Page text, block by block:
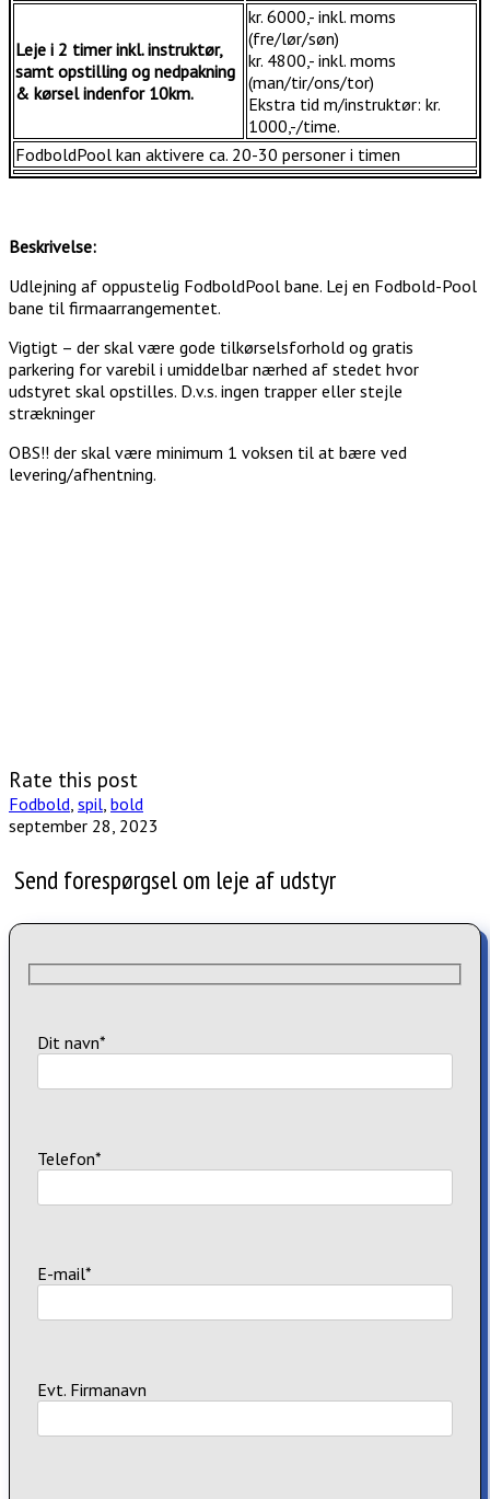
Leje i 2 timer inkl. instruktør,
samt opstilling og nedpakning
& kørsel indenfor 10km.
kr. 6000,- inkl. moms
(fre/lør/søn)
kr. 4800,- inkl. moms
(man/tir/ons/tor)
Ekstra tid m/instruktør: kr.
1000,-/time.
FodboldPool kan aktivere ca. 20-30 personer i timen
Beskrivelse:
Udlejning af oppustelig FodboldPool bane. Lej en Fodbold-Pool
bane til firmaarrangementet.
Vigtigt – der skal være gode tilkørselsforhold og gratis
parkering for varebil i umiddelbar nærhed af stedet hvor
udstyret skal opstilles. D.v.s. ingen trapper eller stejle
strækninger
OBS!! der skal være minimum 1 voksen til at bære ved
levering/afhentning.
Rate this post
Fodbold spil bold
september 28, 2023
Send forespørgsel om leje af udstyr
Dit navn*
Telefon*
E-mail*
Evt. Firmanavn